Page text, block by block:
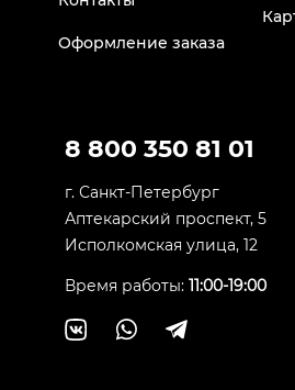
Оформление заказа
8 800 350 81 01
г. Санкт-Петербург
Аптекарский проспект, 5
Исполкомская улица, 12
Время работы: 11:00-19:00